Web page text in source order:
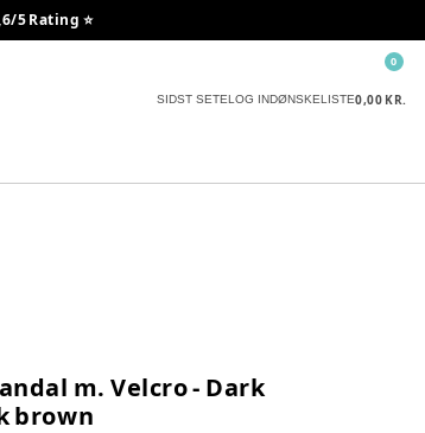
5 Rating ⭐️
SIDST SETELOG INDØNSKELISTE0,00 KR.
0
m. Velcro - Dark
brown